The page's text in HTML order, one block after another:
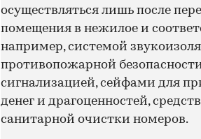
осуществляться лишь после
помещения в нежилое и
например, системой
противопожарной
сигнализацией, сейфами для
денег и драгоценностей,
санитарной очистки номеров.